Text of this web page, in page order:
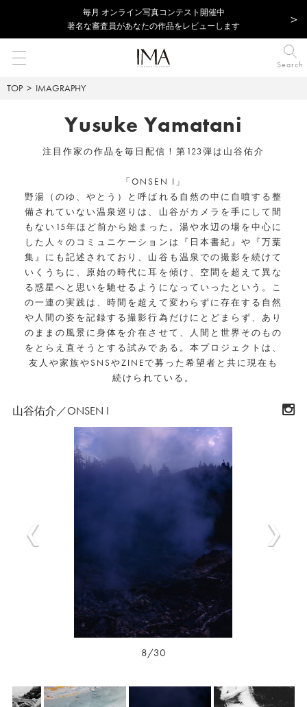
毎⽉ オンライン写真コンテスト開催中
著名な審査員があなたの作品をレビューします
Search
TOP IMAGRAPHY
Yusuke Yamatani
注目作家の作品を毎日配信！第123弾は山谷佑介
「ONSEN I」
野湯（のゆ、やとう）と呼ばれる自然の中に自噴する整
備されていない温泉巡りは、山谷がカメラを手にして間
もない15年ほど前から始まった。湯や水辺の場を中心に
した人々のコミュニケーションは『日本書紀』や『万葉
集』にも記述されており、山谷も温泉での撮影を続けて
いくうちに、原始の時代に耳を傾け、空間を超えて異な
る惑星へと思いを馳せるようになっていったという。こ
の一連の実践は、時間を超えて変わらずに存在する自然
や人間の姿を記録する撮影行為だけにとどまらず、あり
のままの風景に身体を介在させて、人間と世界そのもの
をとらえ直そうとする試みである。本プロジェクトは、
友人や家族やSNSやZINEで募った希望者と共に現在も
続けられている。
山谷佑介／ONSEN I
8/30